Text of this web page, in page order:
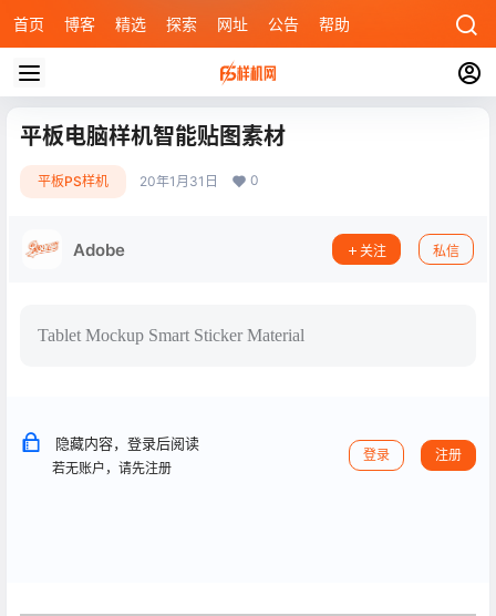
首页 博客 精选 探索 网址 公告 帮助
平板电脑样机智能贴图素材
平板PS样机 20年1月31日 0
Adobe 关注 私信
Tablet Mockup Smart Sticker Material
隐藏内容，登录后阅读
若无账户，请先注册
登录 注册